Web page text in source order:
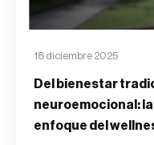
18 diciembre 2025
Del bienestar
neuroemocional:
enfoque del